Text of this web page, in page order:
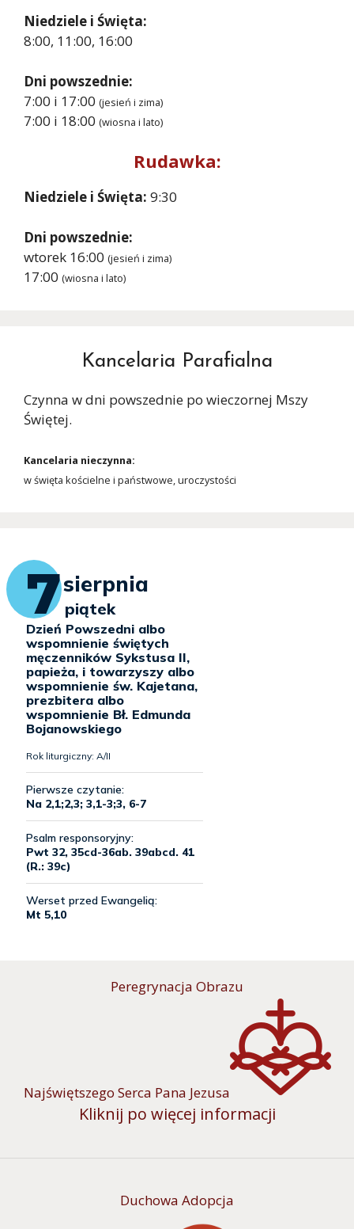
Niedziele i Święta:
8:00, 11:00, 16:00
Dni powszednie:
7:00 i 17:00 (jesień i zima)
7:00 i 18:00 (wiosna i lato)
Rudawka:
Niedziele i Święta: 9:30
Dni powszednie:
wtorek 16:00 (jesień i zima)
17:00 (wiosna i lato)
Kancelaria Parafialna
Czynna w dni powszednie po wieczornej Mszy
Świętej.
Kancelaria nieczynna:
w święta kościelne i państwowe, uroczystości
Peregrynacja Obrazu
Najświętszego Serca Pana Jezusa
Kliknij po więcej informacji
Duchowa Adopcja